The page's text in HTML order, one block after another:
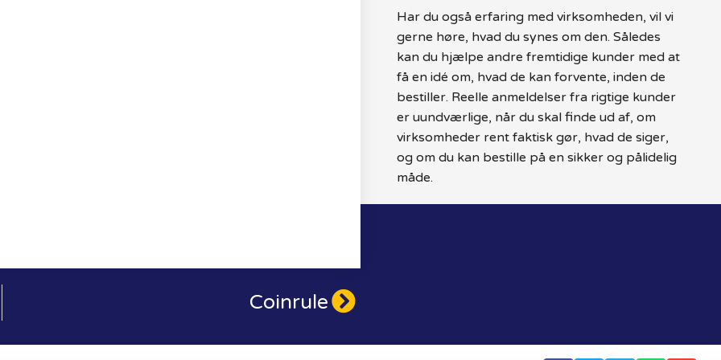
Har du også erfaring med virksomheden, vil vi
gerne høre, hvad du synes om den. Således
kan du hjælpe andre fremtidige kunder med at
få en idé om, hvad de kan forvente, inden de
bestiller. Reelle anmeldelser fra rigtige kunder
er uundværlige, når du skal finde ud af, om
virksomheder rent faktisk gør, hvad de siger,
og om du kan bestille på en sikker og pålidelig
måde.
Coinrule